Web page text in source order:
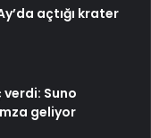
açtığı krater
verdi: Suno
geliyor